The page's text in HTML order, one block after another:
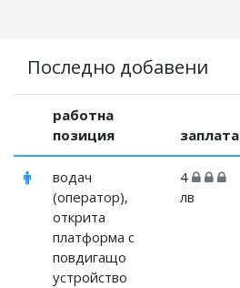
Последно добавени
работна
позиция
заплата
водач
(оператор),
открита
платформа с
повдигащо
устройство
4
лв